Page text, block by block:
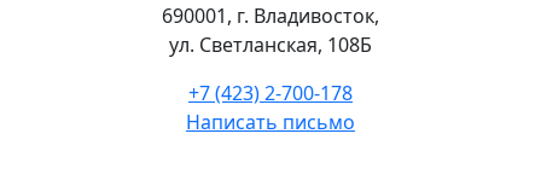
690001, г. Владивосток,
ул. Светланская, 108Б
+7 (423) 2-700-178
Написать письмо